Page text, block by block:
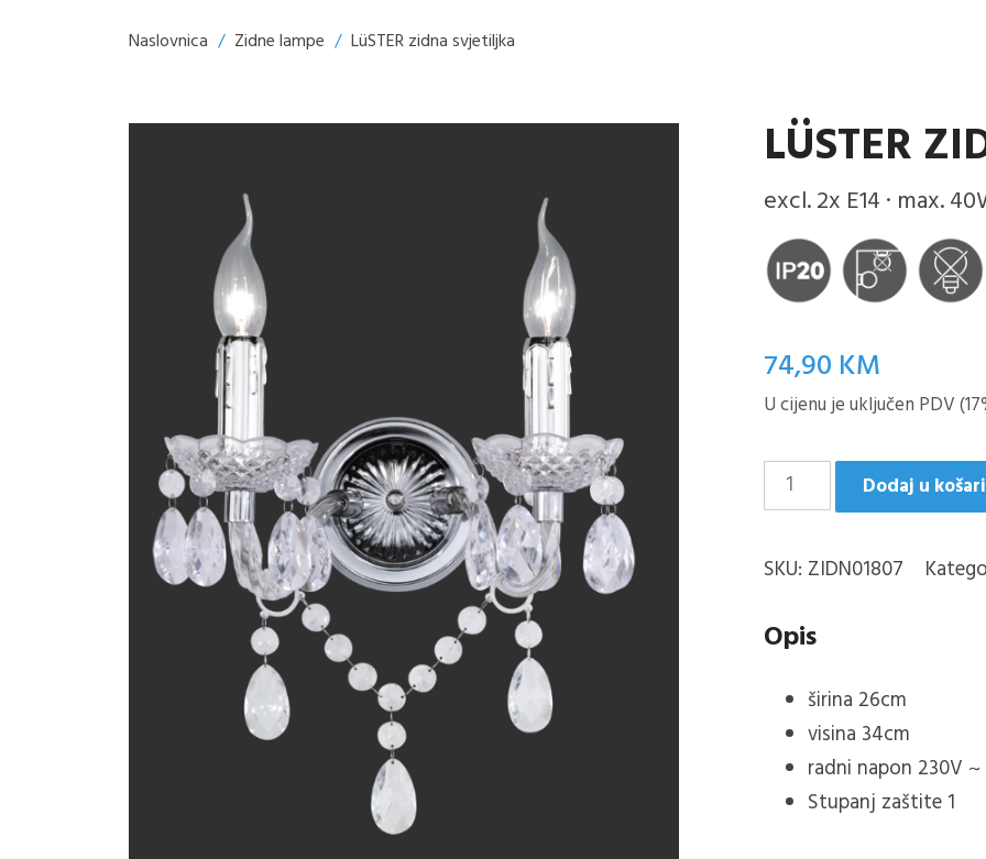
Naslovnica / Zidne lampe / LüSTER zidna svjetiljka
LÜSTER
excl. 2x E14 · max.
74,90 KM
U cijenu je uključen PDV
LüSTER
zidna
količina
Dodaj u
SKU: ZIDN01807
Opis
širina 26cm
visina 34cm
radni napon 230V
Stupanj zaštite 1